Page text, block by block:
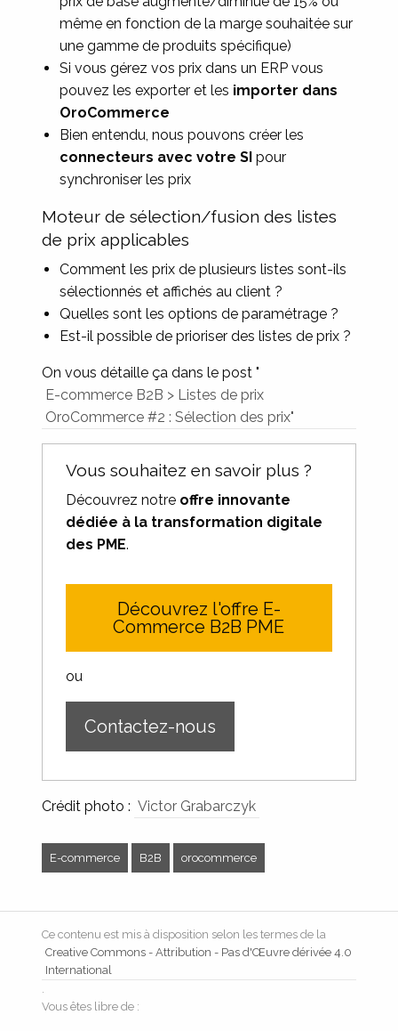
même en fonction de la marge souhaitée sur
une gamme de produits spécifique)
Si vous gérez vos prix dans un ERP vous
pouvez les exporter et les importer dans
OroCommerce
Bien entendu, nous pouvons créer les
connecteurs avec votre SIpour
synchroniser les prix
Moteur de sélection/fusion des listes
de prix applicables
Comment les prix de plusieurs listes sont-ils
sélectionnés et affichés au client ?
Quelles sont les options de paramétrage ?
Est-il possible de prioriser des listes de prix ?
On vous détaille ça dans le post "
E-commerce B2B > Listes de prix
OroCommerce #2 : Sélection des prix"
Vous souhaitez en savoir plus ?
Découvrez notre offre innovante
dédiée à la transformation digitale
des PME.
Découvrez l'offre E-
Commerce B2B PME
ou
Contactez-nous
Crédit photo : Victor Grabarczyk
E-commerce B2B orocommerce
Ce contenu est mis à disposition selon les termes de la
Creative Commons - Attribution - Pas d'Œuvre dérivée 4.0
International
.
Vous êtes libre de :